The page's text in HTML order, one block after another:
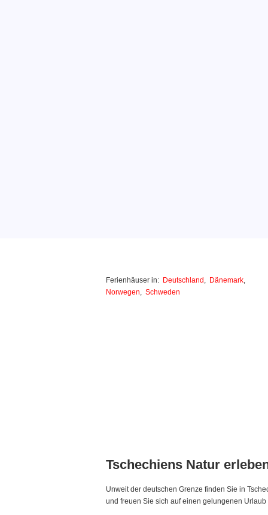
Ferienhäuser in: Deutschland, Dänemark,
Norwegen, Schweden
Tschechiens Natur
Unweit der deutschen Grenze finden Sie in
und freuen Sie sich auf einen gelungenen Urlaub